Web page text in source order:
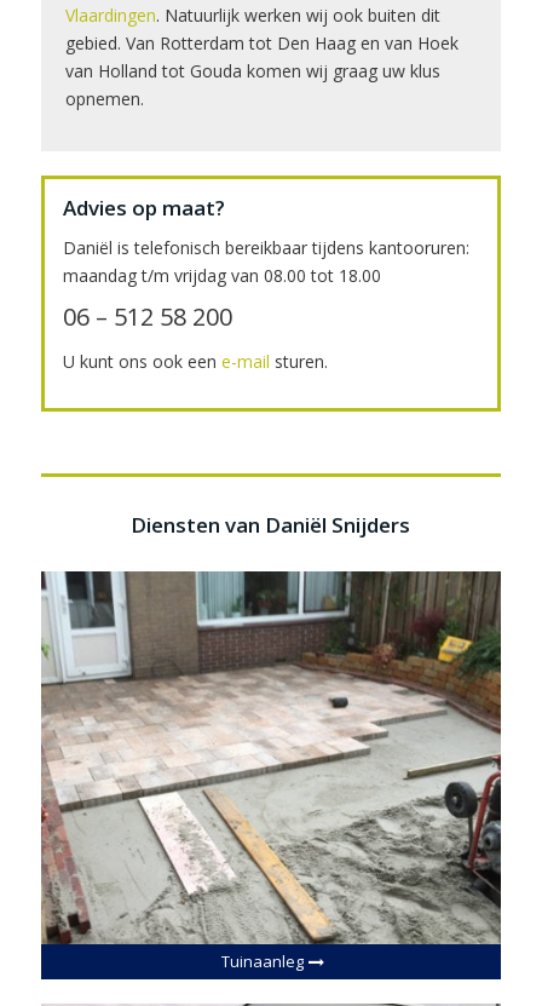
Vlaardingen. Natuurlijk werken wij ook buiten dit
gebied. Van Rotterdam tot Den Haag en van Hoek
van Holland tot Gouda komen wij graag uw klus
opnemen.
Advies op maat?
Daniël is telefonisch bereikbaar tijdens kantooruren:
maandag t/m vrijdag van 08.00 tot 18.00
06 – 512 58 200
U kunt ons ook een e-mail sturen.
Diensten van Daniël Snijders
Tuinaanleg